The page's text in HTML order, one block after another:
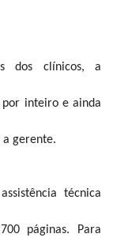
dos clínicos, a
por inteiro e ainda
a gerente.
técnica
páginas. Para